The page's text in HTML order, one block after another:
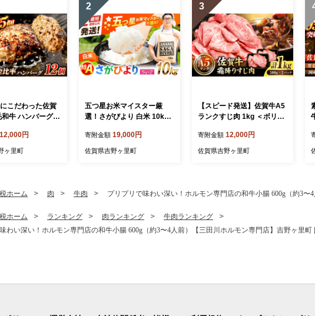
こだわった佐賀
和牛 ハンバーグ 1
ばーぐ はんばー
分け 簡単 真空パ
12,000円
ヶ里町
2
五つ星お米マイスター厳
選！さがびより 白米 10kg
塚米穀店 [FCW046]
寄附金額 19,000円
佐賀県吉野ヶ里町
3
【スピード発送】佐賀牛A5
ランクすじ肉 1kg ＜ボリュ
meat shop FUKU A5等級
黒毛和牛 国産 佐賀県産 100
寄附金額 12,000円
佐賀県吉野ヶ里町
ホーム 肉 牛肉 プリプリで味わい深い！ホルモン専門店の和牛小腸 600g（約3
ホーム ランキング 肉ランキング
牛肉ランキング
わい深い！ホルモン専門店の和牛小腸 600g（約3〜4人前）【三田川ホルモン専門店】吉野ヶ里町